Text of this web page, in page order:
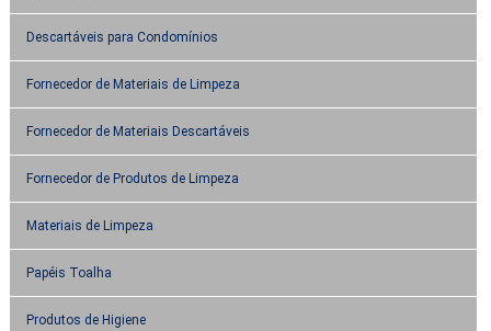
Descartáveis para Condomínios
Fornecedor de Materiais de Limpeza
Fornecedor de Materiais Descartáveis
Fornecedor de Produtos de Limpeza
Materiais de Limpeza
Papéis Toalha
Produtos de Higiene